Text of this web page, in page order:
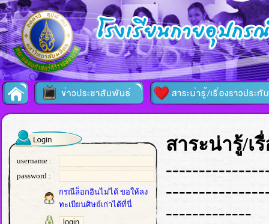
username :
password :
กรณีล็อกอินไม่ได้ ขอให้ลง
ทะเบียนศิษย์เก่าได้ที่นี่
สาระน่ารู้/เ
-------------